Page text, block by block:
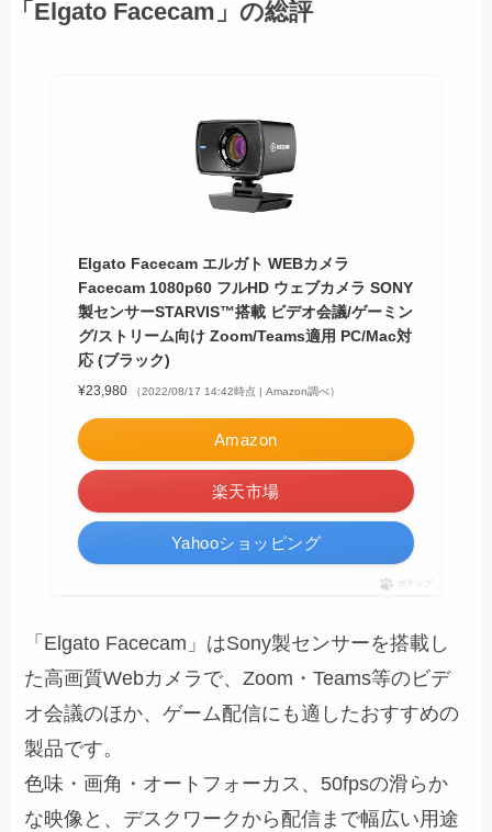
「Elgato Facecam」の総評
Elgato Facecam エルガト WEBカメラ
Facecam 1080p60 フルHD ウェブカメラ SONY
製センサーSTARVIS™搭載 ビデオ会議/ゲーミン
グ/ストリーム向け Zoom/Teams適用 PC/Mac対
応 (ブラック)
¥23,980 （2022/08/17 14:42時点 | Amazon調べ）
Amazon
楽天市場
Yahooショッピング
ポチップ
「Elgato Facecam」はSony製センサーを搭載し
た高画質Webカメラで、Zoom・Teams等のビデ
オ会議のほか、ゲーム配信にも適したおすすめの
製品です。
色味・画角・オートフォーカス、50fpsの滑らか
な映像と、デスクワークから配信まで幅広い用途